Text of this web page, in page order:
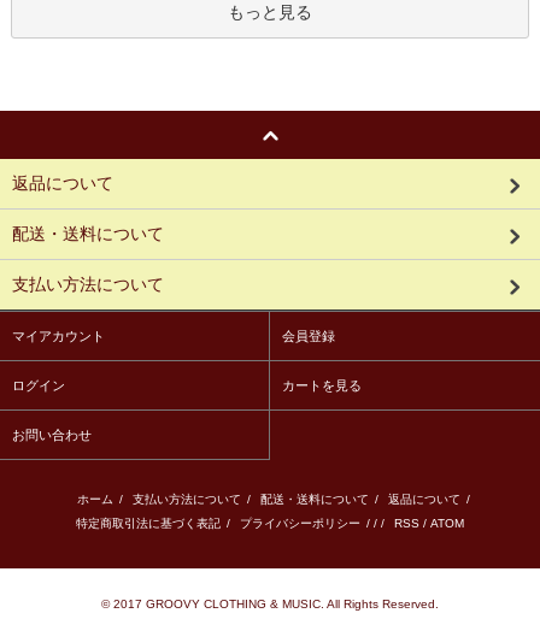
もっと見る
返品について
配送・送料について
支払い方法について
マイアカウント 会員登録
ログイン カートを見る
お問い合わせ
ホーム / 支払い方法について / 配送・送料について / 返品について /
特定商取引法に基づく表記 / プライバシーポリシー / / / RSS / ATOM
© 2017 GROOVY CLOTHING & MUSIC. All Rights Reserved.